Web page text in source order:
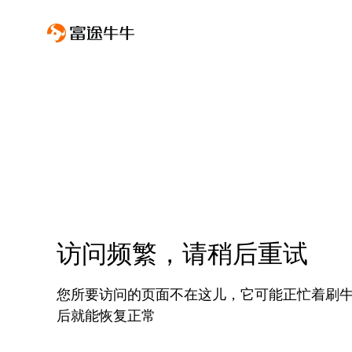
访问频繁，请稍后重试
您所要访问的页面不在这儿，它可能正忙着刷
后就能恢复正常